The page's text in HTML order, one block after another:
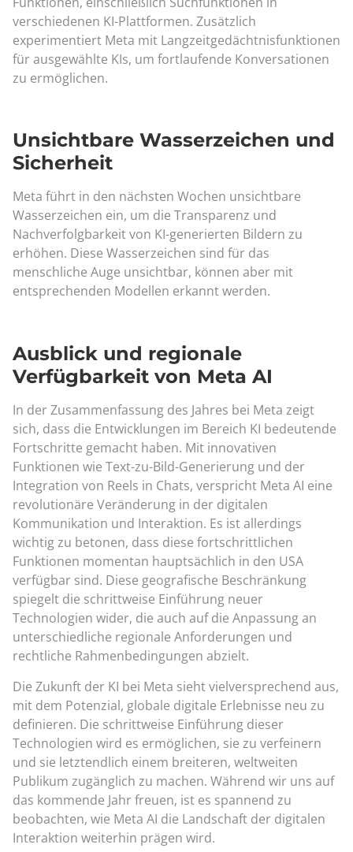
verschiedenen KI-Plattformen. Zusätzlich
experimentiert Meta mit Langzeitgedächtnisfunktionen
für ausgewählte KIs, um fortlaufende Konversationen
zu ermöglichen.
Unsichtbare Wasserzeichen und
Sicherheit
Meta führt in den nächsten Wochen unsichtbare
Wasserzeichen ein, um die Transparenz und
Nachverfolgbarkeit von KI-generierten Bildern zu
erhöhen. Diese Wasserzeichen sind für das
menschliche Auge unsichtbar, können aber mit
entsprechenden Modellen erkannt werden.
Ausblick und regionale
Verfügbarkeit von Meta AI
In der Zusammenfassung des Jahres bei Meta zeigt
sich, dass die Entwicklungen im Bereich KI bedeutende
Fortschritte gemacht haben. Mit innovativen
Funktionen wie Text-zu-Bild-Generierung und der
Integration von Reels in Chats, verspricht Meta AI eine
revolutionäre Veränderung in der digitalen
Kommunikation und Interaktion. Es ist allerdings
wichtig zu betonen, dass diese fortschrittlichen
Funktionen momentan hauptsächlich in den USA
verfügbar sind. Diese geografische Beschränkung
spiegelt die schrittweise Einführung neuer
Technologien wider, die auch auf die Anpassung an
unterschiedliche regionale Anforderungen und
rechtliche Rahmenbedingungen abzielt.
Die Zukunft der KI bei Meta sieht vielversprechend aus,
mit dem Potenzial, globale digitale Erlebnisse neu zu
definieren. Die schrittweise Einführung dieser
Technologien wird es ermöglichen, sie zu verfeinern
und sie letztendlich einem breiteren, weltweiten
Publikum zugänglich zu machen. Während wir uns auf
das kommende Jahr freuen, ist es spannend zu
beobachten, wie Meta AI die Landschaft der digitalen
Interaktion weiterhin prägen wird.